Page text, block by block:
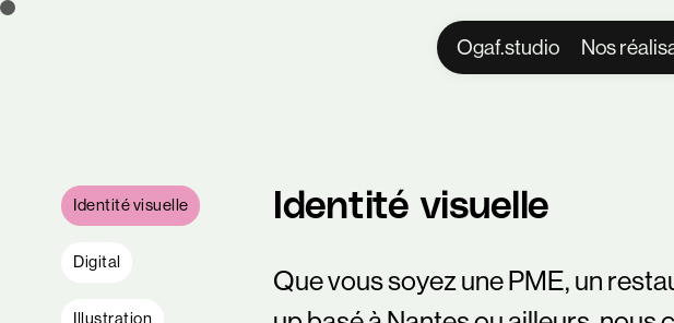
Ogaf.studio Nos
Identité visuelle
Digital
Illustration
Identité visuelle
Que vous soyez une PME, un